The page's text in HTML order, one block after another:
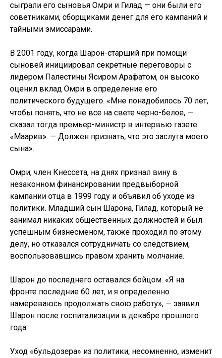
сыграли его сыновья Омри и Гилад — они были его
советниками, сборщиками денег для его кампаний и
тайными эмиссарами.
В 2001 году, когда Шарон-старший при помощи
сыновей инициировал секретные переговоры с
лидером Палестины Ясиром Арафатом, он высоко
оценил вклад Омри в определение его
политического будущего. «Мне понадобилось 70 лет,
чтобы понять, что не все на свете черно-белое, —
сказал тогда премьер-министр в интервью газете
«Маарив». — Должен признать, что это заслуга моего
сына».
Омри, член Кнессета, на днях признал вину в
незаконном финансировании предвыборной
кампании отца в 1999 году и объявил об уходе из
политики. Младший сын Шарона, Гилад, который не
занимал никаких общественных должностей и был
успешным бизнесменом, также проходил по этому
делу, но отказался сотрудничать со следствием,
воспользовавшись правом хранить молчание.
Шарон до последнего оставался бойцом. «Я на
фронте последние 60 лет, и я определенно
намереваюсь продолжать свою работу», — заявил
Шарон после госпитализации в декабре прошлого
года.
Уход «бульдозера» из политики, несомненно, изменит